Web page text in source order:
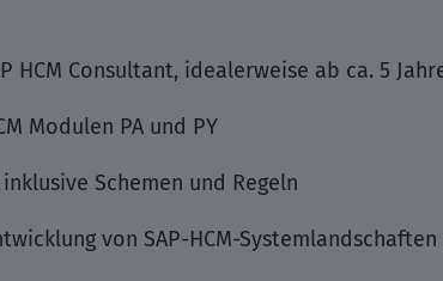
HCM Consultant, idealerweise ab ca. 5
Modulen PA und PY
Schemen und Regeln
von SAP-HCM-Systemlandschaften